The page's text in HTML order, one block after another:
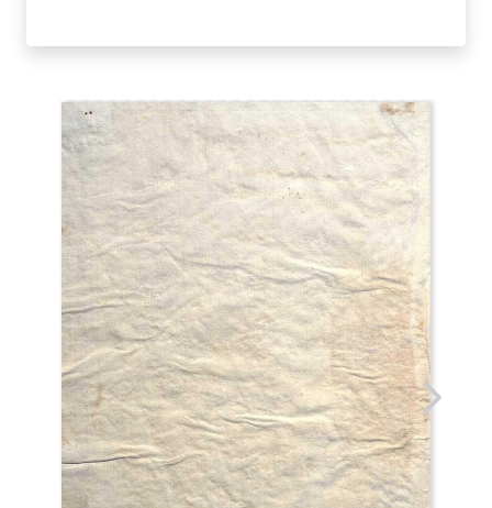
quantità